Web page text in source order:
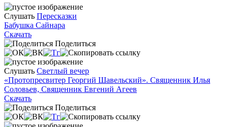
Слушать Пересказки
Бабушка Сайнара
Скачать
Поделиться
Слушать Светлый вечер
«Протопресвитер Георгий Шавельский». Священник Илья
Соловьев, Священник Евгений Агеев
Скачать
Поделиться